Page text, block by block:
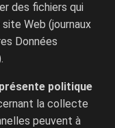
des fichiers qui
Web (journaux
Données
politique
la collecte
peuvent à